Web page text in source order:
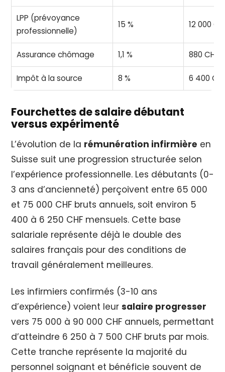
LPP (prévoyance
professionnelle)
15 % 12 000
Assurance chômage 1,1 % 880 CHF
Impôt à la source 8 % 6 400
Fourchettes de salaire débutant
versus expérimenté
L’évolution de la rémunération infirmière en
Suisse suit une progression structurée selon
l’expérience professionnelle. Les débutants (0-
3 ans d’ancienneté) perçoivent entre 65 000
et 75 000 CHF bruts annuels, soit environ 5
400 à 6 250 CHF mensuels. Cette base
salariale représente déjà le double des
salaires français pour des conditions de
travail généralement meilleures.
Les infirmiers confirmés (3-10 ans
d’expérience) voient leur salaire progresser
vers 75 000 à 90 000 CHF annuels, permettant
d’atteindre 6 250 à 7 500 CHF bruts par mois.
Cette tranche représente la majorité du
personnel soignant et bénéficie souvent de